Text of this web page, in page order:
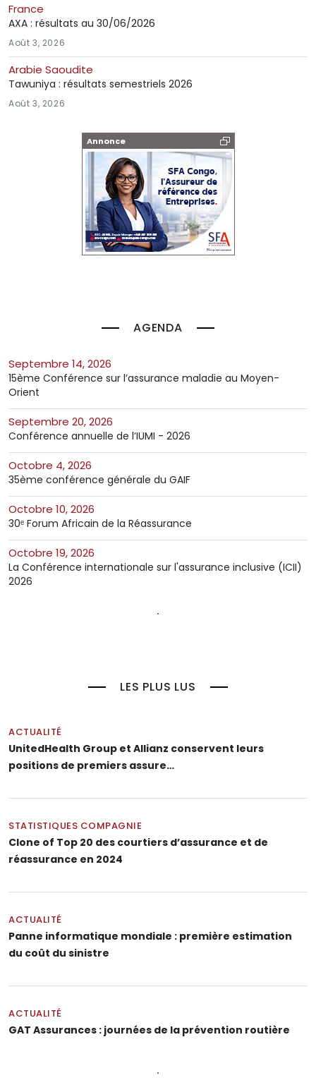
Annonce
AGENDA
septembre 14, 2026
15ème Conférence sur l’assurance maladie au Moyen-
Orient
septembre 20, 2026
Conférence annuelle de l’IUMI - 2026
octobre 4, 2026
35ème conférence générale du GAIF
octobre 10, 2026
30ᵉ Forum Africain de la Réassurance
octobre 19, 2026
La Conférence internationale sur l'assurance inclusive (ICII)
2026
LES PLUS LUS
ACTUALITÉ
UnitedHealth Group et Allianz conservent leurs
positions de premiers assure…
STATISTIQUES COMPAGNIE
Clone of Top 20 des courtiers d’assurance et de
réassurance en 2024
ACTUALITÉ
Panne informatique mondiale : première estimation
du coût du sinistre
ACTUALITÉ
GAT Assurances : journées de la prévention routière
France
AXA : résultats au 30/06/2026
Août 3, 2026
Arabie Saoudite
Tawuniya : résultats semestriels 2026
Août 3, 2026